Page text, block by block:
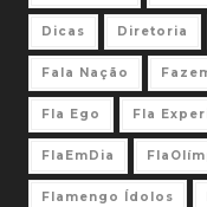
Dicas Diretoria
Fala Nação
Fla Ego Fla
FlaEmDia
Flamengo Ídolos